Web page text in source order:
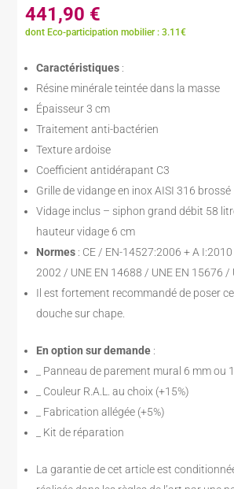
441,90 €
dont Eco-participation mobilier : 3.11€
Caractéristiques :
Résine minérale teintée dans la masse
Épaisseur 3 cm
Traitement anti-bactérien
Texture ardoise
Coefficient antidérapant C3
Grille de vidange en inox AISI 316 brossé
Vidage inclus – siphon grand débit 58
hauteur vidage 6 cm
Normes : CE / EN-14527:2006 + A
2002 / UNE EN 14688 / UNE EN 15676 /
Il est fortement recommandé de poser
douche sur chape.
En option sur demande :
_ Panneau de parement mural 6 mm ou
_ Couleur R.A.L. au choix (+15%)
_ Fabrication allégée (+5%)
_ Kit de réparation
La garantie de cet article est